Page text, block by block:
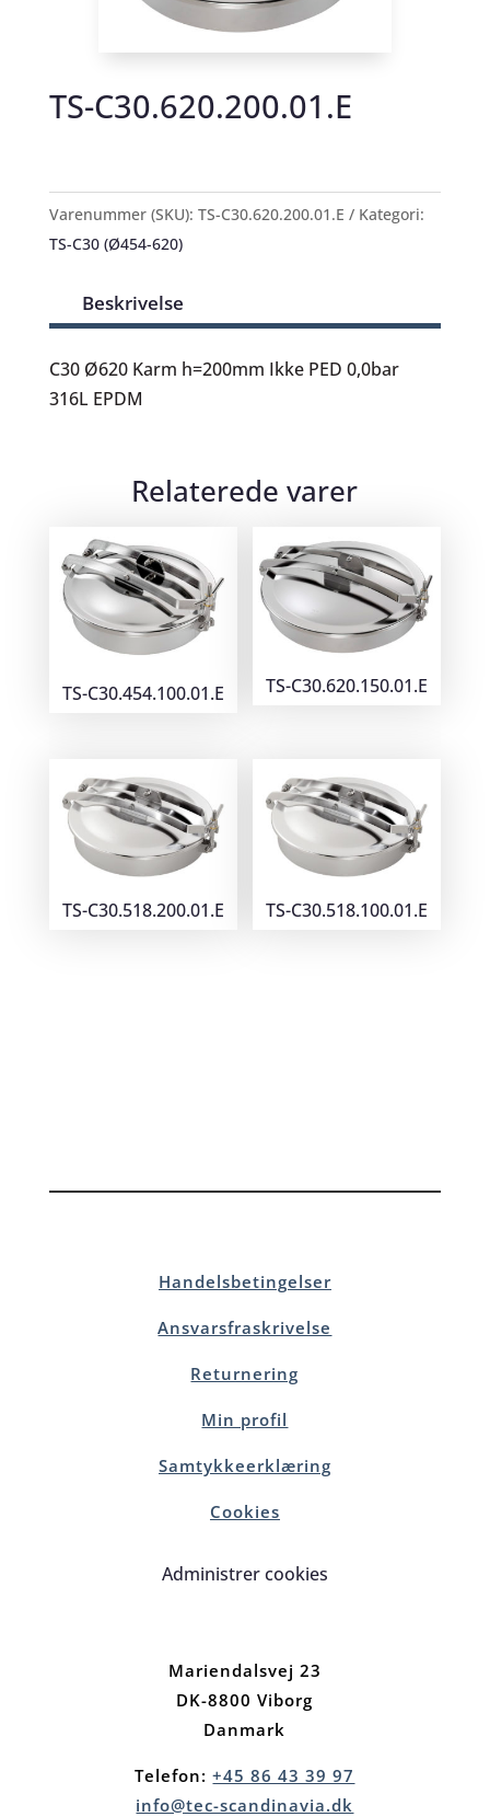
TS-C30.620.200.01.E
Varenummer (SKU): TS-C30.620.200.01.E
Kategori:
TS-C30 (Ø454-620)
Beskrivelse
C30 Ø620 Karm h=200mm Ikke PED 0,0bar
316L EPDM
Relaterede varer
TS-C30.454.100.01.E TS-C30.620.150.01.E
TS-C30.518.200.01.E TS-C30.518.100.01.E
Handelsbetingelser
Ansvarsfraskrivelse
Returnering
Min profil
Samtykkeerklæring
Cookies
Administrer cookies
Mariendalsvej 23
DK-8800 Viborg
Danmark
Telefon:+45 86 43 39 97
info@tec-scandinavia.dk